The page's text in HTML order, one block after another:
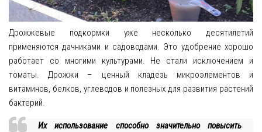
Малина
Фрукты
Груша
Ежевика
Черешня
Дрожжевые подкормки уже несколько десятилетий
применяются дачниками и садоводами. Это удобрение хорошо
работает со многими культурами. Не стали исключением и
томаты. Дрожжи – ценный кладезь микроэлементов и
витаминов, белков, углеводов и полезных для развития растений
бактерий.
Их использование способно значительно повысить